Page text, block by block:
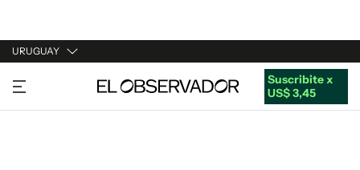
URUGUAY
URUGUAY
ARGENTINA
Suscribite x
US$ 3,45